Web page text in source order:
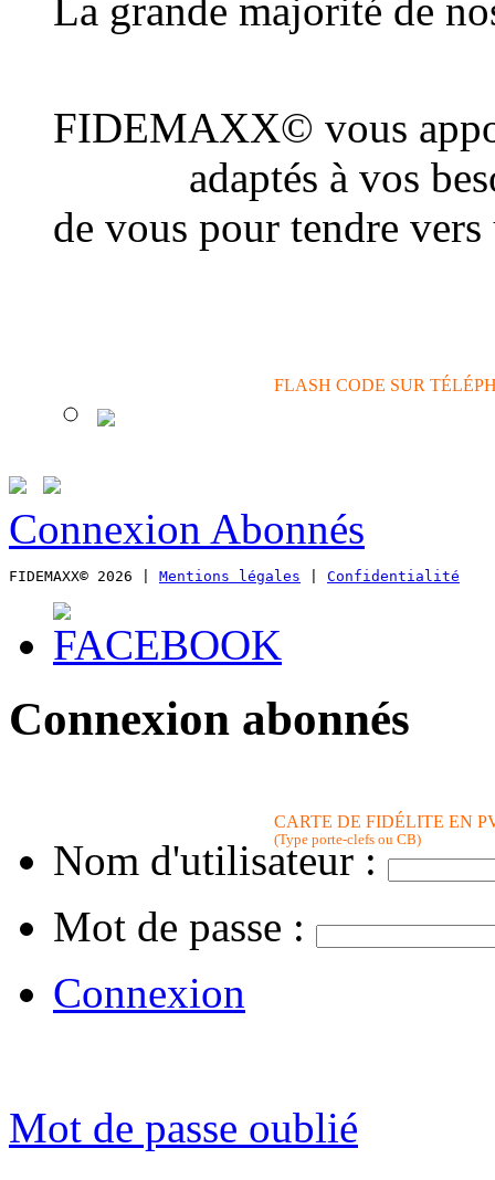
La grande majorité de
FIDEMAXX© vous
adaptés à vos
de vous pour tendre
FLASH CODE SUR
CARTE DE FIDÉLITE EN
(Type porte-clefs ou CB)
Connexion Abonnés
FIDEMAXX© 2026 | Mentions légales Confidentialité
Connexion abonnés
Nom d'utilisateur :
Mot de passe :
Connexion
Mot de passe oublié